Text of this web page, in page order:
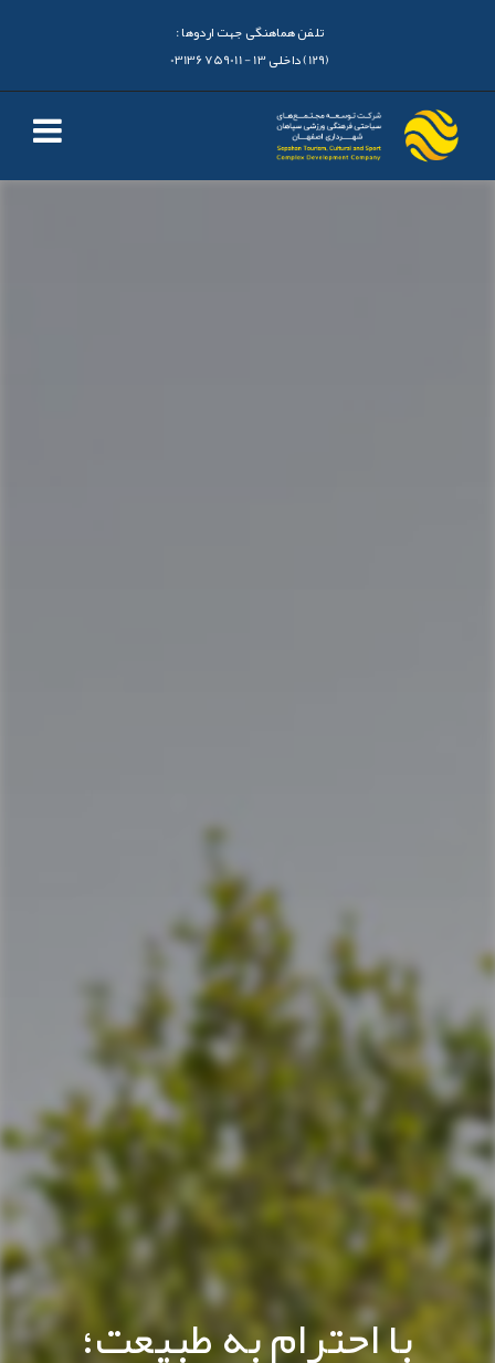
تلفن هماهنگی جهت اردوها :
با احترام به طبیعت؛